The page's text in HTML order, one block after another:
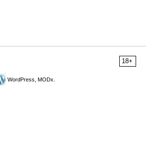
18+
WordPress, MODx.